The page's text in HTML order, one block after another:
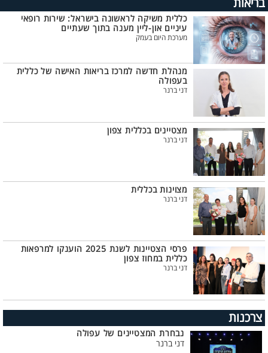
בריאות
כללית משיקה לראשונה בישראל: שירות רופאי
עיניים און-ליין מענה בתוך שעתיים
מערכת היום בעמק
מנהלת חדשה למרכז בריאות האישה של כללית
בעפולה
דני ברנר
מצטיינים בכללית צפון
דני ברנר
מצוינות בכללית
דני ברנר
פרסי הצטיינות לשנת 2025 הוענקו למרפאות
כללית במחוז צפון
דני ברנר
צרכנות
נבחרת המצטיינים של עפולה
דני ברנר